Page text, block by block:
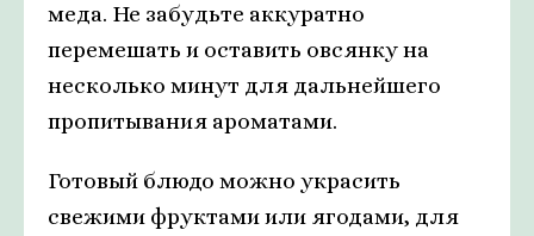
меда. Не забудьте аккуратно
перемешать и оставить овсянку на
несколько минут для дальнейшего
пропитывания ароматами.
Готовый блюдо можно украсить
свежими фруктами или ягодами, для